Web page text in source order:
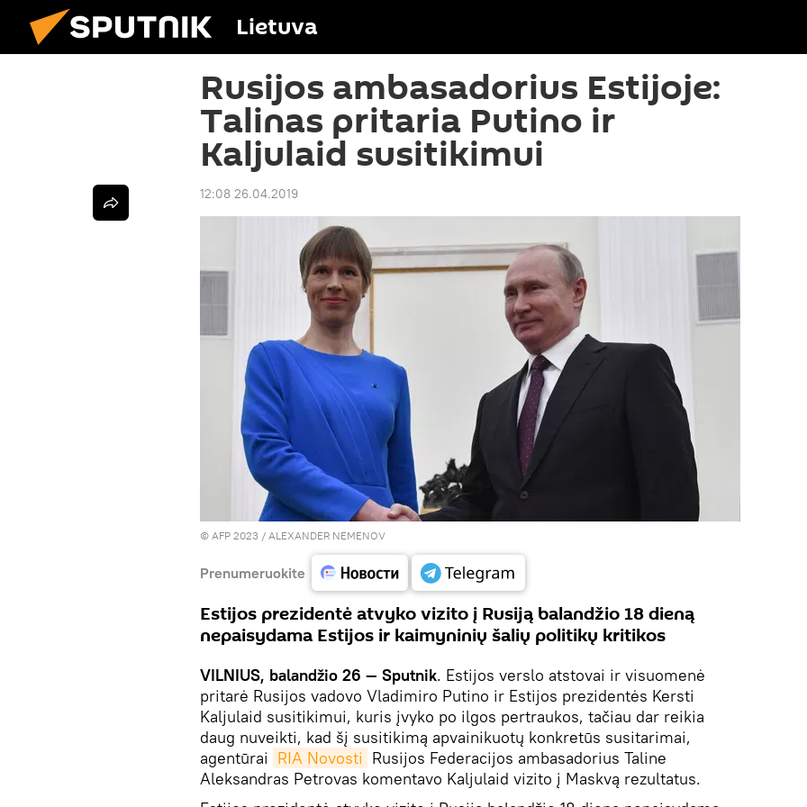
Lietuva
Rusijos ambasadorius Estijoje:
Talinas pritaria Putino ir
Kaljulaid susitikimui
12:08 26.04.2019
© AFP 2023 / ALEXANDER NEMENOV
Prenumeruokite
Estijos prezidentė atvyko vizito į Rusiją balandžio 18 dieną
nepaisydama Estijos ir kaimyninių šalių politikų kritikos
VILNIUS, balandžio 26 — Sputnik. Estijos verslo atstovai ir visuomenė
pritarė Rusijos vadovo Vladimiro Putino ir Estijos prezidentės Kersti
Kaljulaid susitikimui, kuris įvyko po ilgos pertraukos, tačiau dar reikia
daug nuveikti, kad šį susitikimą apvainikuotų konkretūs susitarimai,
agentūrai RIA Novosti Rusijos Federacijos ambasadorius Taline
Aleksandras Petrovas komentavo Kaljulaid vizito į Maskvą rezultatus.